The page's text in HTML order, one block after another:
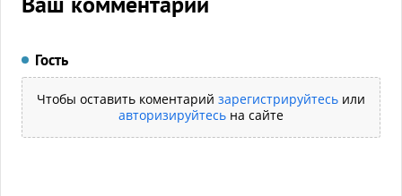
Гость
Чтобы оставить коментарий зарегистрируйтесь или
авторизируйтесь на сайте